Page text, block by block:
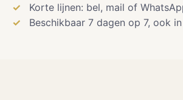
Korte lijnen: bel, mail of
Beschikbaar 7 dagen op 7, ook